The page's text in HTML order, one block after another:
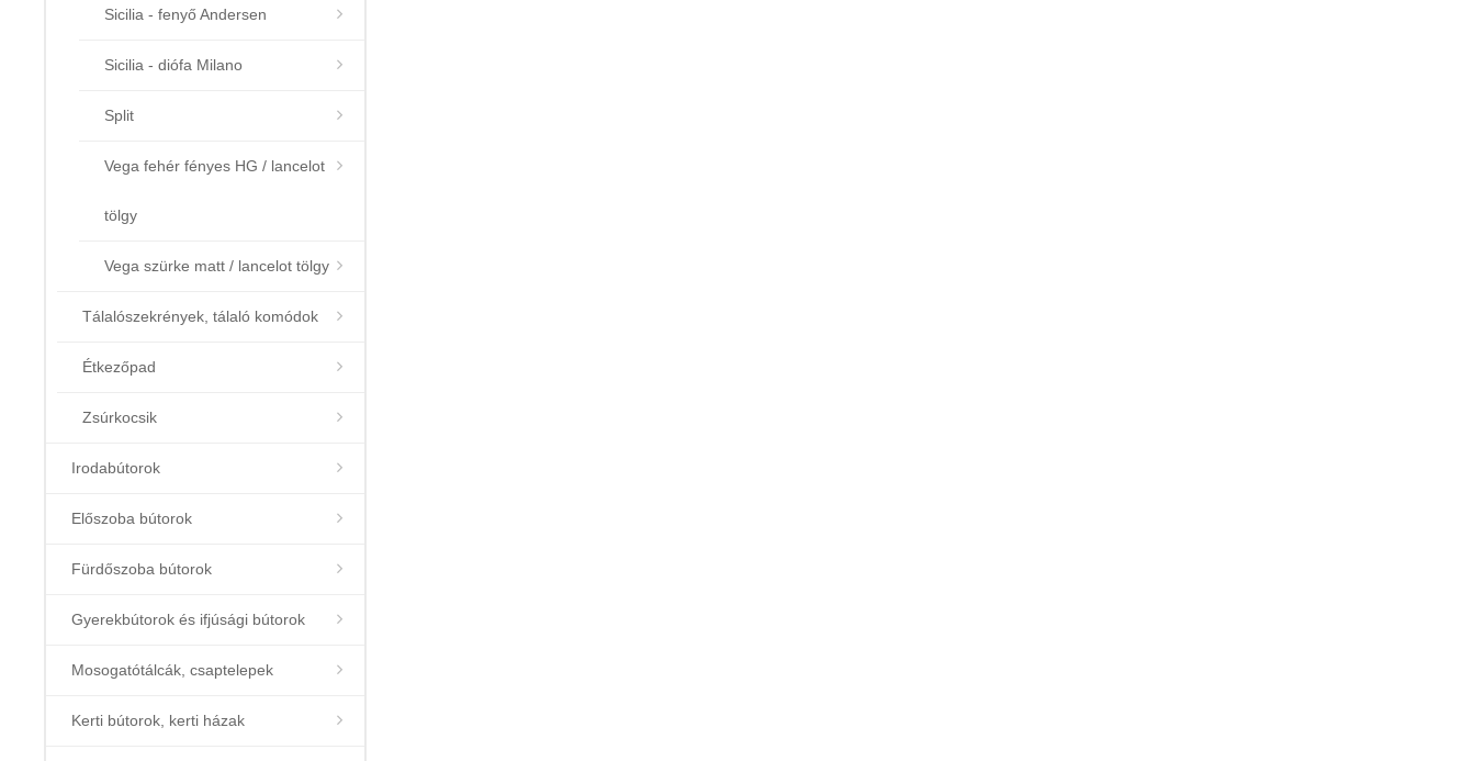
Sicilia - fenyő Andersen
Sicilia - diófa Milano
Split
Vega fehér fényes HG / lancelot
tölgy
Vega szürke matt / lancelot tölgy
Tálalószekrények, tálaló komódok
Étkezőpad
Zsúrkocsik
Irodabútorok
Előszoba bútorok
Fürdőszoba bútorok
Gyerekbútorok és ifjúsági bútorok
Mosogatótálcák, csaptelepek
Kerti bútorok, kerti házak